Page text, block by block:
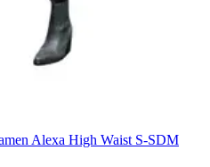
Alexa High Waist S-SDM